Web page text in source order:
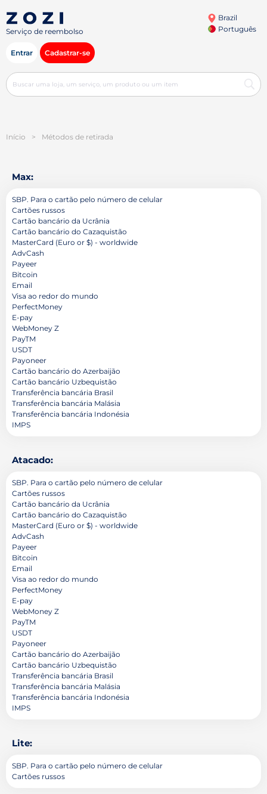
Serviço de reembolso
Brazil
Português
Entrar Cadastrar-se
Início > Métodos de retirada
Max:
SBP. Para o cartão pelo número de celular
Cartões russos
Cartão bancário da Ucrânia
Cartão bancário do Cazaquistão
MasterCard (Euro or $) - worldwide
AdvCash
Payeer
Bitcoin
Email
Visa ao redor do mundo
PerfectMoney
E-pay
WebMoney Z
PayTM
USDT
Payoneer
Cartão bancário do Azerbaijão
Cartão bancário Uzbequistão
Transferência bancária Brasil
Transferência bancária Malásia
Transferência bancária Indonésia
IMPS
Atacado:
SBP. Para o cartão pelo número de celular
Cartões russos
Cartão bancário da Ucrânia
Cartão bancário do Cazaquistão
MasterCard (Euro or $) - worldwide
AdvCash
Payeer
Bitcoin
Email
Visa ao redor do mundo
PerfectMoney
E-pay
WebMoney Z
PayTM
USDT
Payoneer
Cartão bancário do Azerbaijão
Cartão bancário Uzbequistão
Transferência bancária Brasil
Transferência bancária Malásia
Transferência bancária Indonésia
IMPS
Lite:
SBP. Para o cartão pelo número de celular
Cartões russos